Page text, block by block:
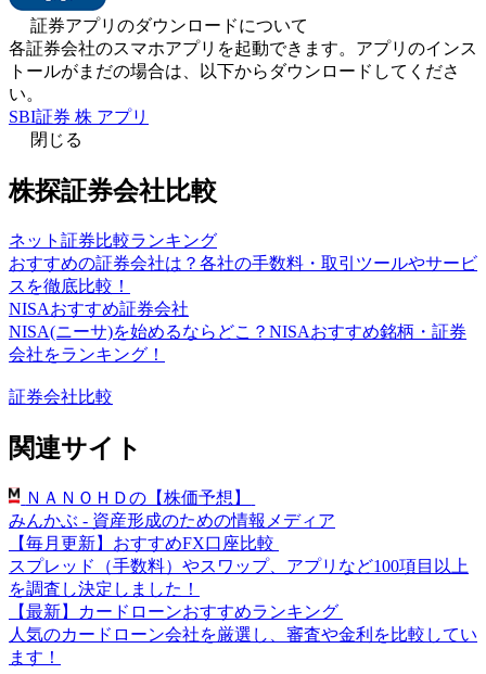
証券アプリのダウンロードについて
各証券会社のスマホアプリを起動できます。アプリのインス
トールがまだの場合は、以下からダウンロードしてくださ
い。
SBI証券 株 アプリ
閉じる
株探証券会社比較
ネット証券比較ランキング
おすすめの証券会社は？各社の手数料・取引ツールやサービ
スを徹底比較！
NISAおすすめ証券会社
NISA(ニーサ)を始めるならどこ？NISAおすすめ銘柄・証券
会社をランキング！
証券会社比較
関連サイト
ＮＡＮＯＨＤの【株価予想】
みんかぶ - 資産形成のための情報メディア
【毎月更新】おすすめFX口座比較
スプレッド（手数料）やスワップ、アプリなど100項目以上
を調査し決定しました！
【最新】カードローンおすすめランキング
人気のカードローン会社を厳選し、審査や金利を比較してい
ます！